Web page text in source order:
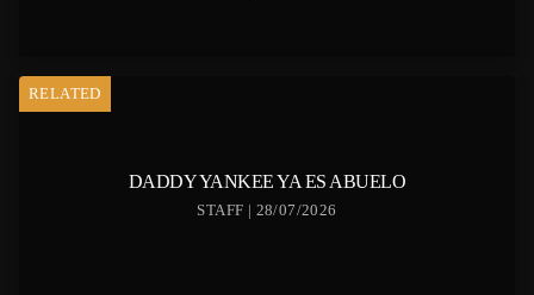
RELATED
DADDY YANKEE YA ES ABUELO
STAFF | 28/07/2026